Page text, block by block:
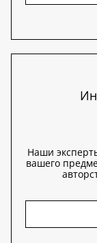
Наши
вашего